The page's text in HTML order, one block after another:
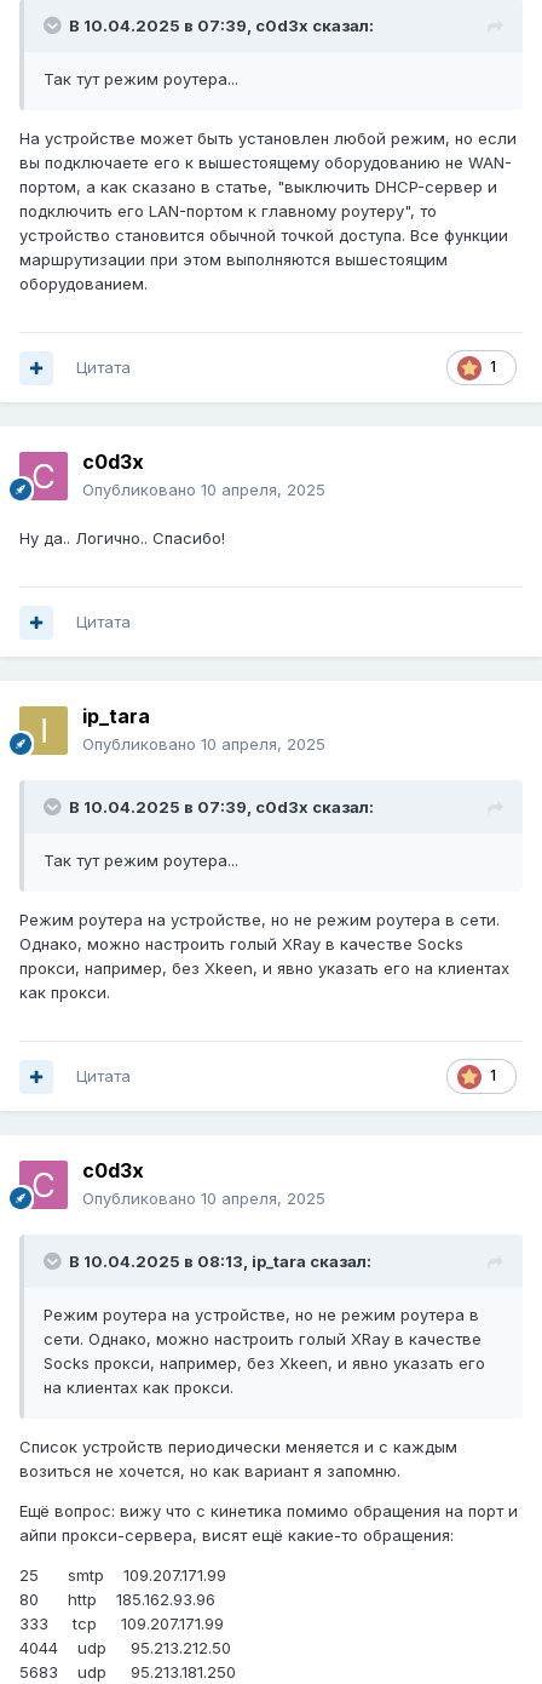
В 10.04.2025 в 07:39, c0d3x сказал:
Так тут режим роутера...
На устройстве может быть установлен любой режим, но если
вы подключаете его к вышестоящему оборудованию не WAN-
портом, а как сказано в статье, "выключить DHCP-сервер и
подключить его LAN-портом к главному роутеру", то
устройство становится обычной точкой доступа. Все функции
маршрутизации при этом выполняются вышестоящим
оборудованием.
1
Цитата
c0d3x
Опубликовано 10 апреля, 2025
Ну да.. Логично.. Спасибо!
Цитата
ip_tara
Опубликовано 10 апреля, 2025
В 10.04.2025 в 07:39, c0d3x сказал:
Так тут режим роутера...
Режим роутера на устройстве, но не режим роутера в сети.
Однако, можно настроить голый XRay в качестве Socks
прокси, например, без Xkeen, и явно указать его на клиентах
как прокси.
1
Цитата
c0d3x
Опубликовано 10 апреля, 2025
В 10.04.2025 в 08:13, ip_tara сказал:
Режим роутера на устройстве, но не режим роутера в
сети. Однако, можно настроить голый XRay в качестве
Socks прокси, например, без Xkeen, и явно указать его
на клиентах как прокси.
Список устройств периодически меняется и с каждым
возиться не хочется, но как вариант я запомню.
Ещё вопрос: вижу что с кинетика помимо обращения на порт и
айпи прокси-сервера, висят ещё какие-то обращения:
25 smtp 109.207.171.99
80 http 185.162.93.96
333 tcp 109.207.171.99
4044 udp 95.213.212.50
5683 udp 95.213.181.250